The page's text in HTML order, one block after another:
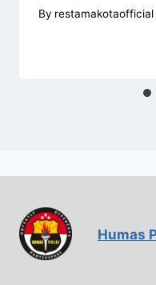
By restamakotaofficial
Humas